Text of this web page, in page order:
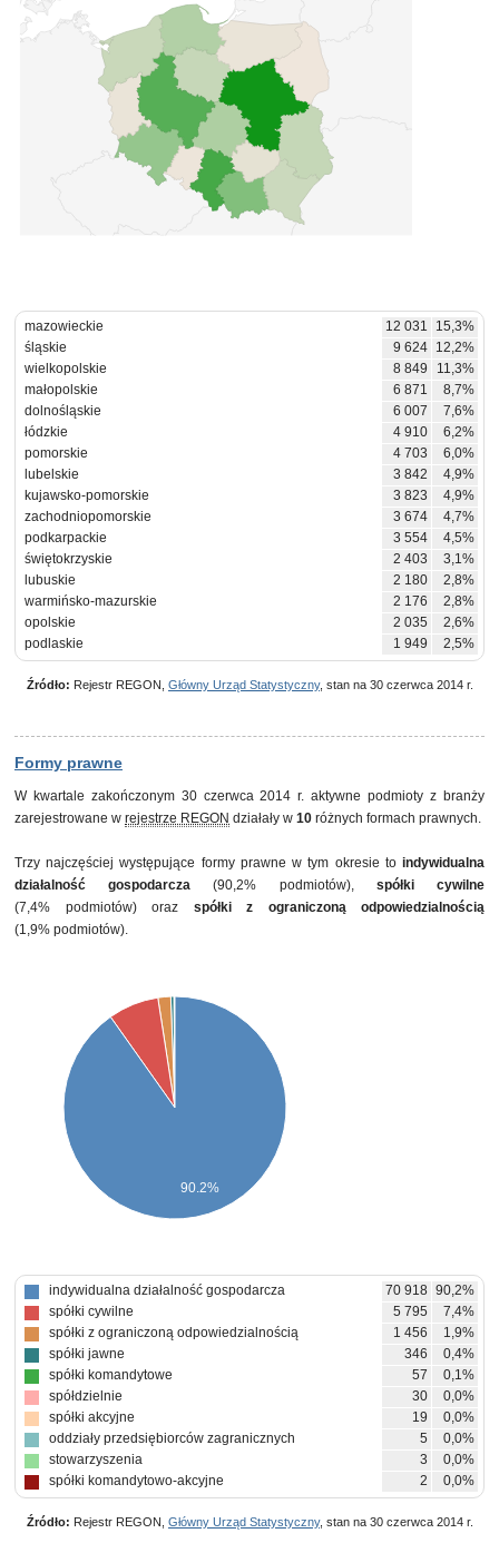
mazowieckie 12 031
15,3%
śląskie
9 624 12,2%
wielkopolskie
8 849
11,3%
małopolskie
6 871
8,7%
dolnośląskie
6 007
7,6%
łódzkie
4 910
6,2%
pomorskie
4 703
6,0%
lubelskie
3 842
4,9%
kujawsko-pomorskie
3 823
4,9%
zachodniopomorskie
3 674
4,7%
podkarpackie
3 554
4,5%
świętokrzyskie
2 403
3,1%
lubuskie
2 180
2,8%
warmińsko-mazurskie
2 176
2,8%
opolskie
2 035
2,6%
podlaskie
1 949 2,5%
Źródło: Rejestr REGON, Główny Urząd Statystyczny, stan na 30 czerwca 2014 r.
Formy prawne
W kwartale zakończonym 30 czerwca 2014 r. aktywne podmioty z branży
zarejestrowane w rejestrze REGON działały w 10 różnych formach prawnych.
Trzy najczęściej występujące formy prawne w tym okresie to indywidualna
działalność gospodarcza (90,2% podmiotów), spółki cywilne
(7,4% podmiotów) oraz spółki z ograniczoną odpowiedzialnością
(1,9% podmiotów).
90.2%
indywidualna działalność gospodarcza 70 918 90,2%
spółki cywilne
5 795
7,4%
spółki z ograniczoną odpowiedzialnością
1 456
1,9%
spółki jawne
346
0,4%
spółki komandytowe
57
0,1%
spółdzielnie
30
0,0%
spółki akcyjne
19
0,0%
oddziały przedsiębiorców zagranicznych
5
0,0%
stowarzyszenia
3
0,0%
spółki komandytowo-akcyjne
2 0,0%
Źródło: Rejestr REGON, Główny Urząd Statystyczny, stan na 30 czerwca 2014 r.